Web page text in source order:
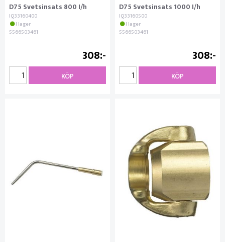
D75 Svetsinsats 800 I/h
IQ33160400
I lager
5566503461
308
KÖP
D75 Svetsinsats 1000 I/h
IQ33160500
I lager
5566503461
308
KÖP